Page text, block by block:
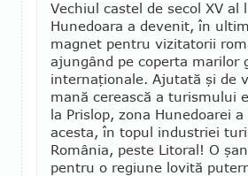
Vechiul castel de secol XV al
Hunedoara a devenit, în
magnet pentru vizitatorii
ajungând pe coperta marilor
internaţionale. Ajutată şi de
mană cerească a turismului
la Prislop, zona Hunedoarei
acesta, în topul industriei
România, peste Litoral! O
pentru o regiune lovită